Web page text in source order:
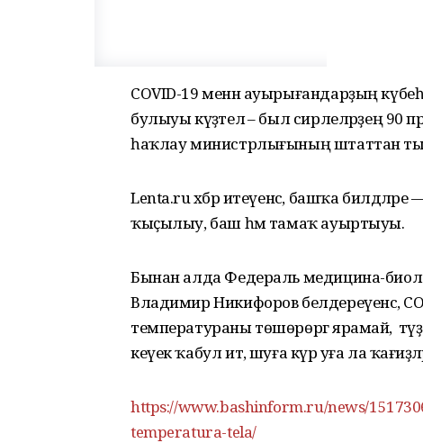
COVID-19 менән ауырығандарҙың
булыуы күҙәтелә – был сирлеләрҙең 90
һаҡлау министрлығының штаттан
Lenta.ru хәбәр итеүенсә, башҡа
ҡыҫылыу, баш һәм тамаҡ ауыртыуы.
Бынан алда Федераль медицина-
Владимир Никифоров белдереүенсә,
температураны төшөрөргә ярамай, ә
кеүек ҡабул итә, шуға күрә уға ла
https://www.bashinform.ru/news/
temperatura-tela/